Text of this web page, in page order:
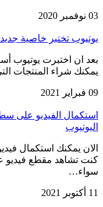
03 نوفمبر 2020
يوتيوب تختبر خاصية
بعد ان اختبرت يوتيوب
يمكنك شراء المنتجات
09 فبراير 2021
استكمال الفيديو على
اليوتيوب
الان يمكنك استكمال
كنت تشاهد مقطع فيديو
سواء…
11 أكتوبر 2021